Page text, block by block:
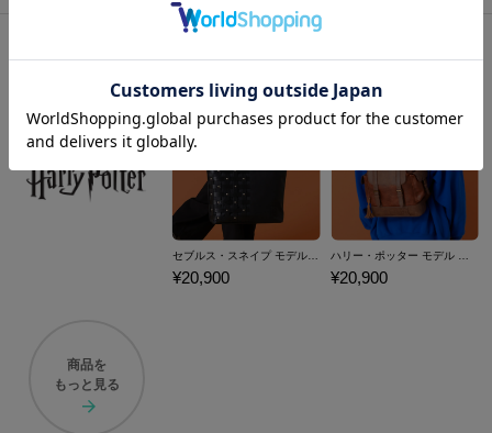
おすすめ商品
セブルス・スネイプ モデル 2wayトートバッグ Harry Potter
¥20,900 ¥20,900
商品を
もっと見る